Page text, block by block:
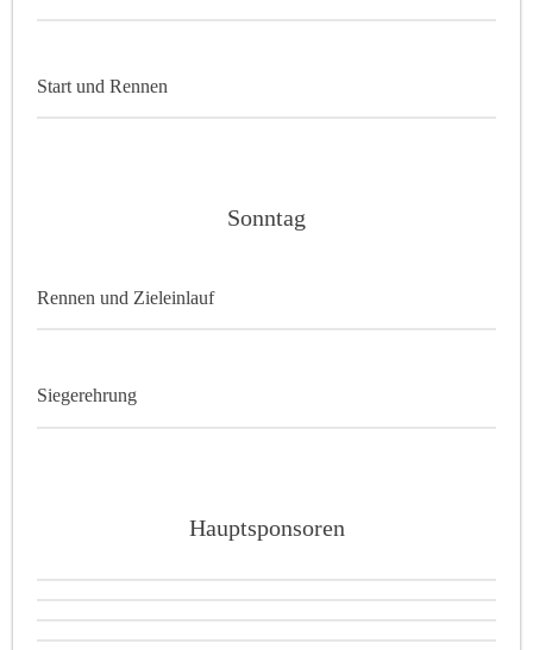
Start und Rennen
Sonntag
Rennen und Zieleinlauf
Siegerehrung
Hauptsponsoren